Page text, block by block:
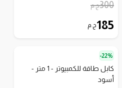
300ج.م
185ج.م
22%-
كابل طاقة للكمبيوتر - 1 متر -
أسود